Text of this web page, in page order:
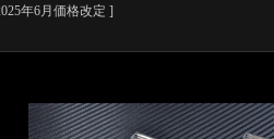
年6月価格改定 ]